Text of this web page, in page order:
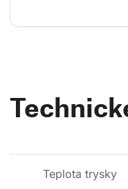
Teplota trysky